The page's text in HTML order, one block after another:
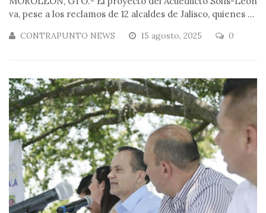
va, pese a los reclamos de 12 alcaldes de Jalisco, quienes ...
CONTRAPUNTO NEWS 15 agosto, 2025 0